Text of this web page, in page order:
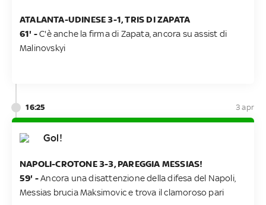
ATALANTA-UDINESE 3-1, TRIS DI ZAPATA
61' -C'è anche la firma di Zapata, ancora su assist di
Malinovskyi
16:25 3 apr
Gol!
NAPOLI-CROTONE 3-3, PAREGGIA MESSIAS!
59' -Ancora una disattenzione della difesa del Napoli,
Messias brucia Maksimovic e trova il clamoroso pari